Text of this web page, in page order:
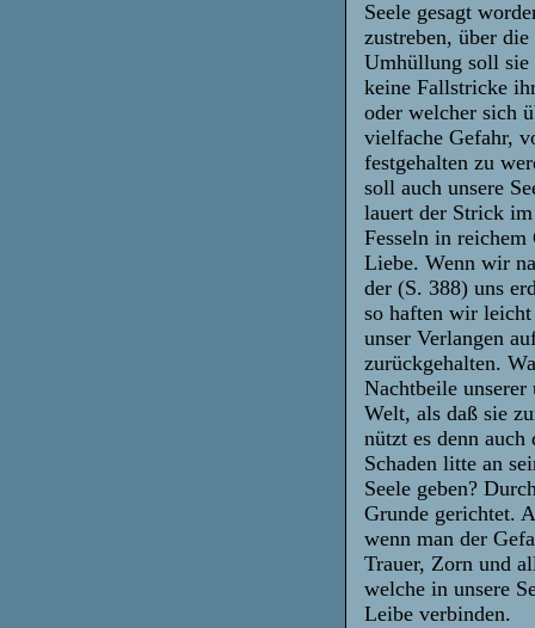
Seele gesagt
zustreben, über
Umhüllung soll sie
keine Fallstricke
oder welcher sich
vielfache Gefahr,
festgehalten zu
soll auch unsere
lauert der Strick
Fesseln in
Liebe. Wenn wir
der (S. 388) uns
so haften wir
unser Verlangen
zurückgehalten.
Nachtbeile unserer
Welt, als daß sie
nützt es denn
Schaden litte an
Seele geben?
Grunde gerichtet.
wenn man der
Trauer, Zorn und
welche in unsere
Leibe verbinden.